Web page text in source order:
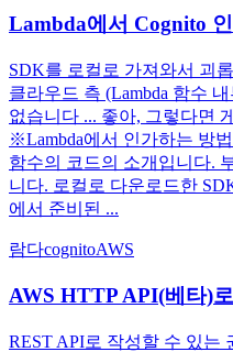
Lambda에서 Cognito
SDK를 로컬로 가져와서 괴
클라우드 측 (Lambda 함수
없습니다 ... 좋아, 그렇다면
※Lambda에서 인가하는 방
함수의 코드의 소개입니다.
니다. 로컬로 다운로드한
에서 준비된 ...
람다cognitoAWS
AWS HTTP API(베타)
REST API로 작성할 수 있는